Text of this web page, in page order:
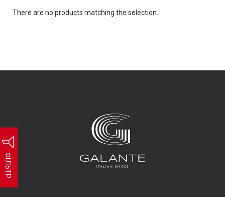
ФІЛЬТР
There are no products matching the selection.